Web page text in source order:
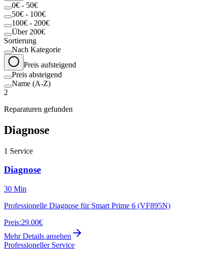
0€ - 50€
50€ - 100€
100€ - 200€
Über 200€
Sortierung
Nach Kategorie
Preis aufsteigend
Preis absteigend
Name (A-Z)
2
Reparaturen gefunden
Diagnose
1 Service
Diagnose
30 Min
Professionelle Diagnose für Smart Prime 6 (VF895N)
Preis:29.00€
Mehr Details ansehen
Professioneller Service